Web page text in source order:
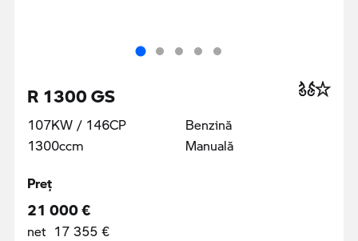
R 1300 GS
107KW / 146CP
1300ccm
Benzină
Manuală
Preţ
21 000 €
net 17 355 €